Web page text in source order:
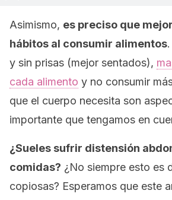
Asimismo, es preciso que
hábitos al consumir alimentos
y sin prisas (mejor sentados),
cada alimento y no consumir
que el cuerpo necesita son
importante que tengamos en
¿Sueles sufrir distensión
comidas? ¿No siempre esto es
copiosas? Esperamos que este